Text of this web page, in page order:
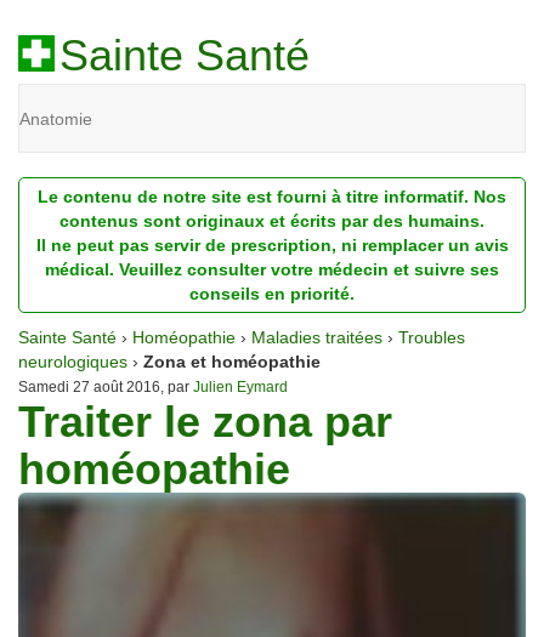
Sainte Santé
Anatomie
Diagnostic
Dossiers
Homéopathie
Nutrition
Pathologie
Psychologie
Recherches
Le contenu de notre site est fourni à titre informatif. Nos
contenus sont originaux et écrits par des humains.
Il ne peut pas servir de prescription, ni remplacer un avis
médical. Veuillez consulter votre médecin et suivre ses
conseils en priorité.
Sainte Santé › Homéopathie › Maladies traitées › Troubles
neurologiques › Zona et homéopathie
Samedi 27 août 2016, par Julien Eymard
Traiter le zona par
homéopathie